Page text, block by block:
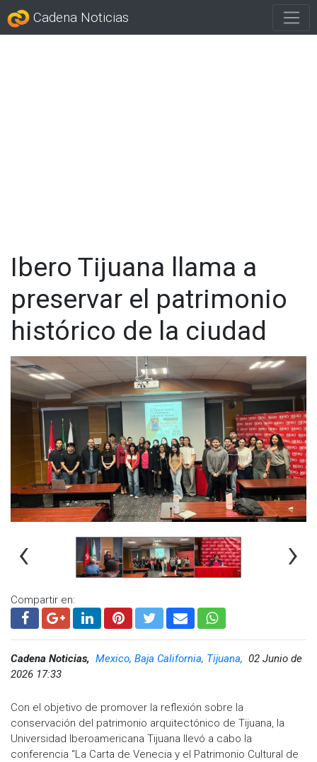
Cadena Noticias
Ibero Tijuana llama a
preservar el patrimonio
histórico de la ciudad
‹ ›
Compartir en:
Cadena Noticias, Mexico, Baja California, Tijuana, 02 Junio de
2026 17:33
Con el objetivo de promover la reflexión sobre la
conservación del patrimonio arquitectónico de Tijuana, la
Universidad Iberoamericana Tijuana llevó a cabo la
conferencia “La Carta de Venecia y el Patrimonio Cultural de